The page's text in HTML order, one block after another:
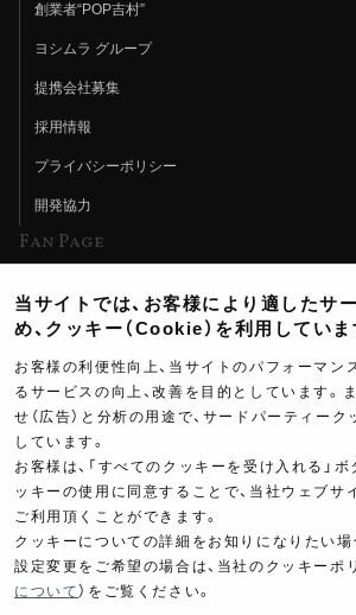
創業者“POP吉村”
ヨシムラ グループ
提携会社募集
採用情報
プライバシーポリシー
開発協力
Fan Page
ヨシムラTV
イベント情報
イベントスケジュール
ツーリングブレイクタイム
製品ポスター
当サイトでは、お客様により適したサ
め、クッキー（Cookie）を利用していま
お客様の利便性向上、当サイトのパフォーマン
るサービスの向上、改善を目的としています。ま
せ（広告）と分析の用途で、サードパーティー
しています。
お客様は、「すべてのクッキーを受け入れる」
ッキーの使用に同意することで、当社ウェブサ
ご利用頂くことができます。
クッキーについての詳細をお知りになりたい場
設定変更をご希望の場合は、当社のクッキーポ
について ）をご覧ください。